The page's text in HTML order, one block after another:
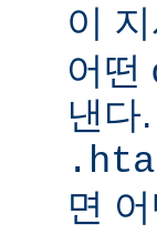
이
어떤
낸다
면